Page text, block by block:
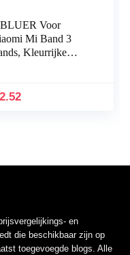
Voor
Mi Band 3
Kleurrijke
Band 3/Mi Band 4
en
die beschikbaar zijn op
toegevoegde blogs. Alle